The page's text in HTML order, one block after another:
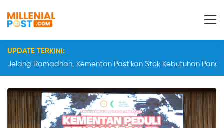
UPDATE TERKINI:
Jelang Ramadhan, Kementan Pastikan Stok Kebutuhan